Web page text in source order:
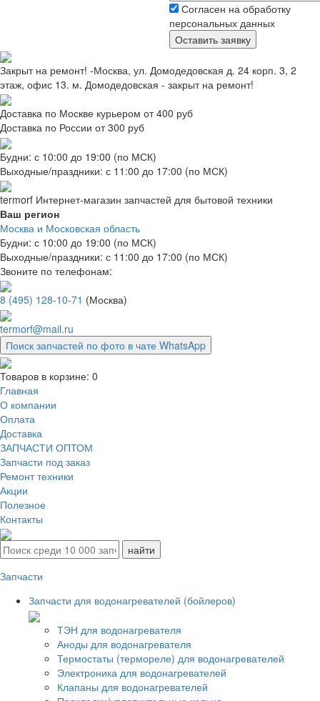
Согласен на обработку
персональных данных
Закрыт на ремонт! -Москва, ул. Домодедовская д. 24 корп. 3, 2
этаж, офис 13. м. Домодедовская - закрыт на ремонт!
Доставка по Москве курьером от 400 руб
Доставка по России от 300 руб
Будни: с 10:00 до 19:00 (по МСК)
Выходные/праздники: с 11:00 до 17:00 (по МСК)
termorf Интернет-магазин запчастей для бытовой техники
Ваш регион
Москва и Московская область
Будни: с 10:00 до 19:00 (по МСК)
Выходные/праздники: с 11:00 до 17:00 (по МСК)
Звоните по телефонам:
8 (495) 128-10-71 (Москва)
termorf@mail.ru
Поиск запчастей по фото в чате WhatsApp
Товаров в корзине: 0
Главная
О компании
Оплата
Доставка
ЗАПЧАСТИ ОПТОМ
Запчасти под заказ
Ремонт техники
Акции
Полезное
Контакты
Запчасти
Запчасти для водонагревателей (бойлеров)
ТЭН для водонагревателя
Аноды для водонагревателя
Термостаты (термореле) для водонагревателей
Электроника для водонагревателей
Клапаны для водонагревателей